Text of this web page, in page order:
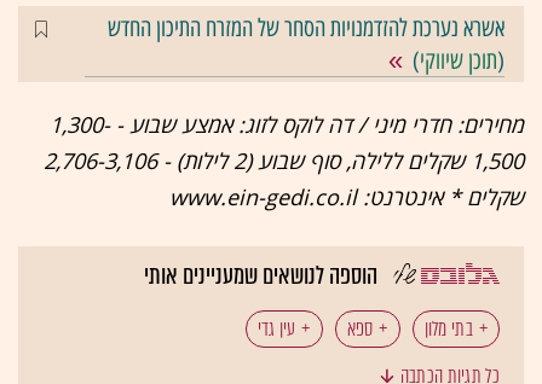
אשרא נערכת להזדמנויות הסחר של המזרח התיכון החדש
(תוכן שיווקי)
מחירים: חדרי מיני / דה לוקס לזוג: אמצע שבוע - 1,300-
1,500 שקלים ללילה, סוף שבוע (2 לילות) - 2,706-3,106
שקלים * אינטרנט: www.ein-gedi.co.il
הוספה לנושאים שמעניינים אותי
בתי מלון ספא
עין גדי
כל תגיות הכתבה